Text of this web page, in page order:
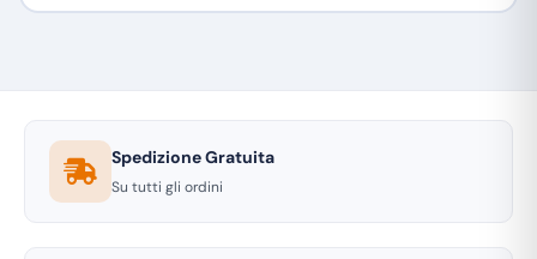
Spedizione Gratuita
Su tutti gli ordini